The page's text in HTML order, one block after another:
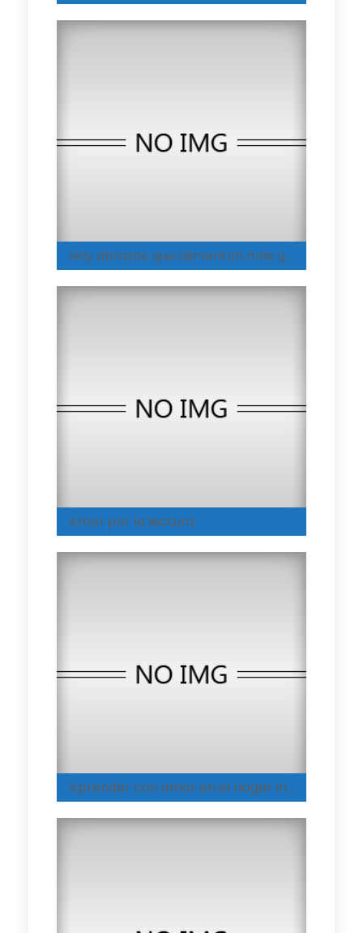
Hay abrazos que alimentan más que cualquier plato
Amor por la lectura
Aprender con amor en el Hogar Integral de Espinal